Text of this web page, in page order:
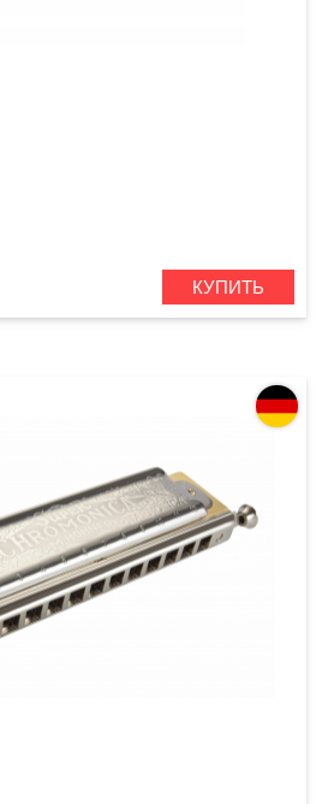
КУПИТЬ